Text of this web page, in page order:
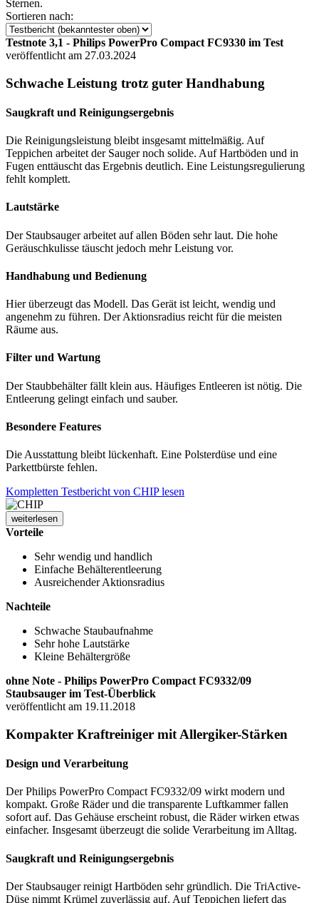
Sternen.
Sortieren nach:
Testnote 3,1 - Philips PowerPro Compact FC9330 im Test
veröffentlicht am 27.03.2024
Schwache Leistung trotz guter Handhabung
Saugkraft und Reinigungsergebnis
Die Reinigungsleistung bleibt insgesamt mittelmäßig. Auf
Teppichen arbeitet der Sauger noch solide. Auf Hartböden und in
Fugen enttäuscht das Ergebnis deutlich. Eine Leistungsregulierung
fehlt komplett.
Lautstärke
Der Staubsauger arbeitet auf allen Böden sehr laut. Die hohe
Geräuschkulisse täuscht jedoch mehr Leistung vor.
Handhabung und Bedienung
Hier überzeugt das Modell. Das Gerät ist leicht, wendig und
angenehm zu führen. Der Aktionsradius reicht für die meisten
Räume aus.
Filter und Wartung
Der Staubbehälter fällt klein aus. Häufiges Entleeren ist nötig. Die
Entleerung gelingt einfach und sauber.
Besondere Features
Die Ausstattung bleibt lückenhaft. Eine Polsterdüse und eine
Parkettbürste fehlen.
Kompletten Testbericht von CHIP lesen
weiterlesen
Vorteile
Sehr wendig und handlich
Einfache Behälterentleerung
Ausreichender Aktionsradius
Nachteile
Schwache Staubaufnahme
Sehr hohe Lautstärke
Kleine Behältergröße
ohne Note - Philips PowerPro Compact FC9332/09
Staubsauger im Test-Überblick
veröffentlicht am 19.11.2018
Kompakter Kraftreiniger mit Allergiker-Stärken
Design und Verarbeitung
Der Philips PowerPro Compact FC9332/09 wirkt modern und
kompakt. Große Räder und die transparente Luftkammer fallen
sofort auf. Das Gehäuse erscheint robust, die Räder wirken etwas
einfacher. Insgesamt überzeugt die solide Verarbeitung im Alltag.
Saugkraft und Reinigungsergebnis
Der Staubsauger reinigt Hartböden sehr gründlich. Die TriActive-
Düse nimmt Krümel zuverlässig auf. Auf Teppichen liefert das